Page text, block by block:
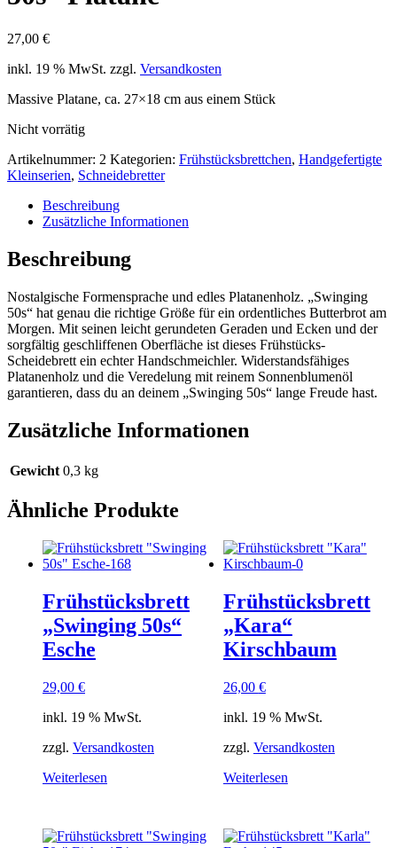
27,00 €
inkl. 19 % MwSt. zzgl. Versandkosten
Massive Platane, ca. 27×18 cm aus einem Stück
Nicht vorrätig
Artikelnummer: 2 Kategorien: Frühstücksbrettchen, Handgefertigte
Kleinserien, Schneidebretter
Beschreibung
Zusätzliche Informationen
Beschreibung
Nostalgische Formensprache und edles Platanenholz. „Swinging
50s“ hat genau die richtige Größe für ein ordentliches Butterbrot am
Morgen. Mit seinen leicht gerundeten Geraden und Ecken und der
sorgfältig geschliffenen Oberfläche ist dieses Frühstücks-
Scheidebrett ein echter Handschmeichler. Widerstandsfähiges
Platanenholz und die Veredelung mit reinem Sonnenblumenöl
garantieren, dass du an deinem „Swinging 50s“ lange Freude hast.
Zusätzliche Informationen
Gewicht 0,3 kg
Ähnliche Produkte
Frühstücksbrett
„Swinging 50s“
Esche
29,00 €
inkl. 19 % MwSt.
zzgl. Versandkosten
Weiterlesen
Frühstücksbrett
„Kara“
Kirschbaum
26,00 €
inkl. 19 % MwSt.
zzgl. Versandkosten
Weiterlesen